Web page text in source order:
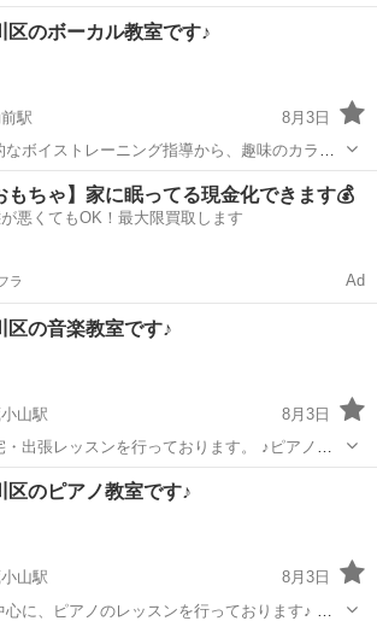
いるけど打楽器
れたい ♪脳ト
井町駅 その他 マリンバ
区のボーカル教室です♪
駅
8月3日
なボイストレーニング指導から、趣味のカラオ
どへの楽しいインストラクション、プロの歌
表現力などのアドバイスまで。音楽ジャンル
からお年寄りまでの...
動前駅 音楽 YouTube
もちゃ】家に眠ってる現金化できます💰
悪くてもOK！最大限買取します
ラ Ad
区の音楽教室です♪
山駅
8月3日
レッスンを行っております。 ♪ピアノコ
●高校生以下無料体験レッスン
通費頂戴致します) ※フルートは、体験...
蔵小山駅 ピアノ 音楽教室
区のピアノ教室です♪
山駅
8月3日
に、ピアノのレッスンを行っております♪ 自